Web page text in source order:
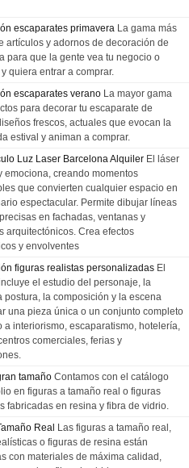
escaparates primavera La gama más
artículos y adornos de decoración de
para que la gente vea tu negocio o
quiera entrar a comprar.
escaparates verano La mayor gama
para decorar tu escaparate de
frescos, actuales que evocan la
estival y animan a comprar.
Luz Laser Barcelona Alquiler El láser
emociona, creando momentos
que convierten cualquier espacio en
espectacular. Permite dibujar líneas
en fachadas, ventanas y
arquitectónicos. Crea efectos
y envolventes
figuras realistas personalizadas El
el estudio del personaje, la
postura, la composición y la escena
una pieza única o un conjunto completo
a interiorismo, escaparatismo, hotelería,
comerciales, ferias y
tamaño Contamos con el catálogo
en figuras a tamaño real o figuras
fabricadas en resina y fibra de vidrio.
Real Las figuras a tamaño real,
o figuras de resina están
con materiales de máxima calidad,